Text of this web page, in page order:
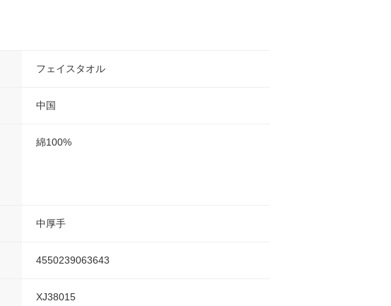
フェイスタオル
中国
綿100%
中厚手
4550239063643
XJ38015